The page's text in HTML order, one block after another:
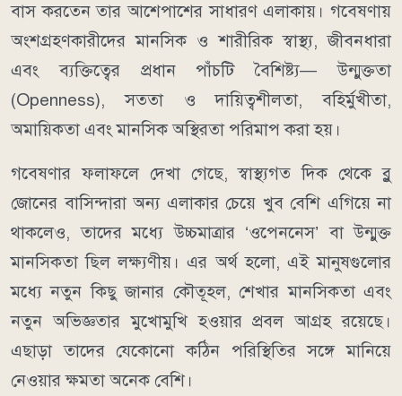
বাস করতেন তার আশেপাশের সাধারণ এলাকায়। গবেষণায়
অংশগ্রহণকারীদের মানসিক ও শারীরিক স্বাস্থ্য, জীবনধারা
এবং ব্যক্তিত্বের প্রধান পাঁচটি বৈশিষ্ট্য— উন্মুক্ততা
(Openness), সততা ও দায়িত্বশীলতা, বহির্মুখীতা,
অমায়িকতা এবং মানসিক অস্থিরতা পরিমাপ করা হয়।
গবেষণার ফলাফলে দেখা গেছে, স্বাস্থ্যগত দিক থেকে ব্লু
জোনের বাসিন্দারা অন্য এলাকার চেয়ে খুব বেশি এগিয়ে না
থাকলেও, তাদের মধ্যে উচ্চমাত্রার ‘ওপেননেস’ বা উন্মুক্ত
মানসিকতা ছিল লক্ষ্যণীয়। এর অর্থ হলো, এই মানুষগুলোর
মধ্যে নতুন কিছু জানার কৌতূহল, শেখার মানসিকতা এবং
নতুন অভিজ্ঞতার মুখোমুখি হওয়ার প্রবল আগ্রহ রয়েছে।
এছাড়া তাদের যেকোনো কঠিন পরিস্থিতির সঙ্গে মানিয়ে
নেওয়ার ক্ষমতা অনেক বেশি।